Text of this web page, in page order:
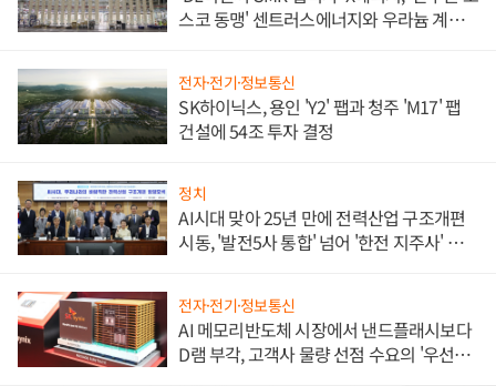
스코 동맹' 센트러스에너지와 우라늄 계약
전자·전기·정보통신
SK하이닉스, 용인 'Y2' 팹과 청주 'M17' 팹
건설에 54조 투자 결정
정치
AI시대 맞아 25년 만에 전력산업 구조개편
시동, '발전5사 통합' 넘어 '한전 지주사' 재편
전자·전기·정보통신
AI 메모리반도체 시장에서 낸드플래시보다
D램 부각, 고객사 물량 선점 수요의 '우선순